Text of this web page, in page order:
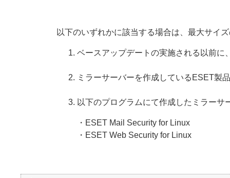
以下のいずれかに該当する場合は、最大サイ
ベースアップデートの実施される以前に
ミラーサーバーを作成しているESET製
以下のプログラムにて作成したミラー
・ESET Mail Security for Linux
・ESET Web Security for Linux